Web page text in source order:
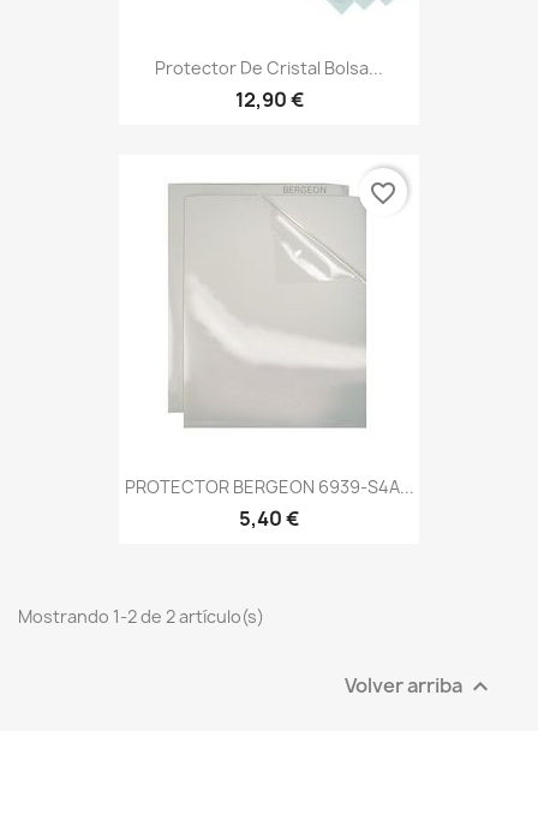
Protector De Cristal Bolsa...
12,90 €
PROTECTOR BERGEON 6939-S4A...
5,40 €
favorite_border
Mostrando 1-2 de 2 artículo(s)
Volver arriba 